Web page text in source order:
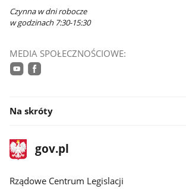
Czynna w dni robocze
w godzinach 7:30-15:30
MEDIA SPOŁECZNOŚCIOWE:
Na skróty
stopka
gov.plStrona
gov.pl
Rządowe Centrum Legislacji